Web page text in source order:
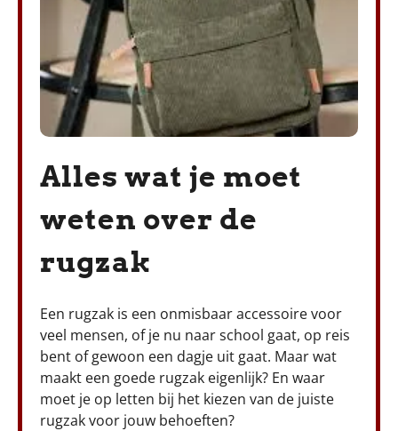
Alles wat je moet
weten over de
rugzak
Een rugzak is een onmisbaar accessoire voor
veel mensen, of je nu naar school gaat, op reis
bent of gewoon een dagje uit gaat. Maar wat
maakt een goede rugzak eigenlijk? En waar
moet je op letten bij het kiezen van de juiste
rugzak voor jouw behoeften?